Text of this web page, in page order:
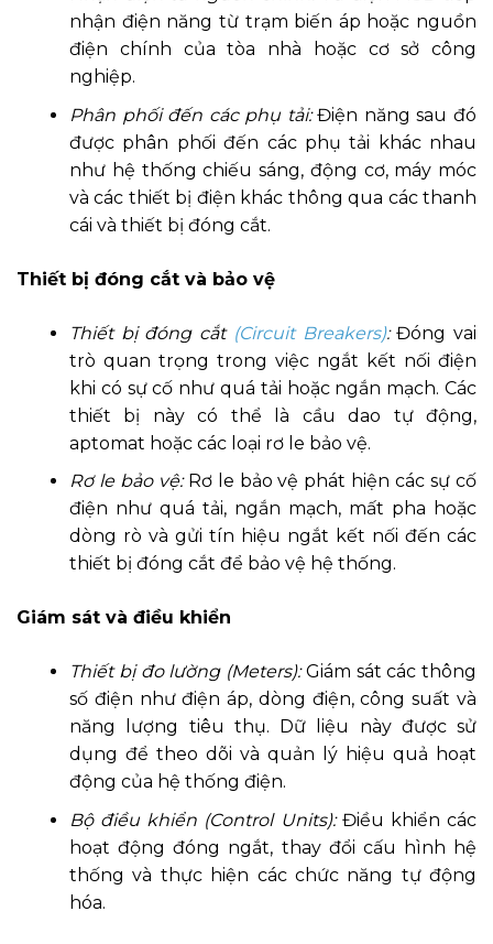
nhận điện năng từ trạm biến áp hoặc nguồn
điện chính của tòa nhà hoặc cơ sở công
nghiệp.
Phân phối đến các phụ tải:Điện năng sau đó
được phân phối đến các phụ tải khác nhau
như hệ thống chiếu sáng, động cơ, máy móc
và các thiết bị điện khác thông qua các thanh
cái và thiết bị đóng cắt.
Thiết bị đóng cắt và bảo vệ
Thiết bị đóng cắt(Circuit Breakers):Đóng vai
trò quan trọng trong việc ngắt kết nối điện
khi có sự cố như quá tải hoặc ngắn mạch. Các
thiết bị này có thể là cầu dao tự động,
aptomat hoặc các loại rơ le bảo vệ.
Rơ le bảo vệ:Rơ le bảo vệ phát hiện các sự cố
điện như quá tải, ngắn mạch, mất pha hoặc
dòng rò và gửi tín hiệu ngắt kết nối đến các
thiết bị đóng cắt để bảo vệ hệ thống.
Giám sát và điều khiển
Thiết bị đo lường (Meters):Giám sát các thông
số điện như điện áp, dòng điện, công suất và
năng lượng tiêu thụ. Dữ liệu này được sử
dụng để theo dõi và quản lý hiệu quả hoạt
động của hệ thống điện.
Bộ điều khiển (Control Units):Điều khiển các
hoạt động đóng ngắt, thay đổi cấu hình hệ
thống và thực hiện các chức năng tự động
hóa.